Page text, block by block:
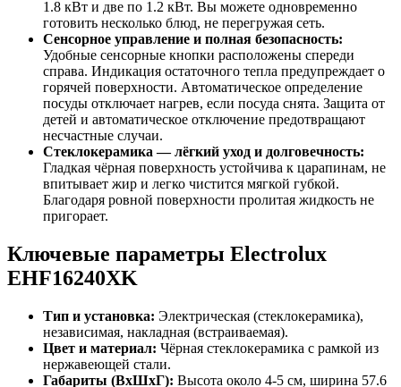
1.8 кВт и две по 1.2 кВт. Вы можете одновременно
готовить несколько блюд, не перегружая сеть.
Сенсорное управление и полная безопасность:
Удобные сенсорные кнопки расположены спереди
справа. Индикация остаточного тепла предупреждает о
горячей поверхности. Автоматическое определение
посуды отключает нагрев, если посуда снята. Защита от
детей и автоматическое отключение предотвращают
несчастные случаи.
Стеклокерамика — лёгкий уход и долговечность:
Гладкая чёрная поверхность устойчива к царапинам, не
впитывает жир и легко чистится мягкой губкой.
Благодаря ровной поверхности пролитая жидкость не
пригорает.
Ключевые параметры Electrolux
EHF16240XK
Тип и установка: Электрическая (стеклокерамика),
независимая, накладная (встраиваемая).
Цвет и материал: Чёрная стеклокерамика с рамкой из
нержавеющей стали.
Габариты (ВхШхГ): Высота около 4-5 см, ширина 57.6